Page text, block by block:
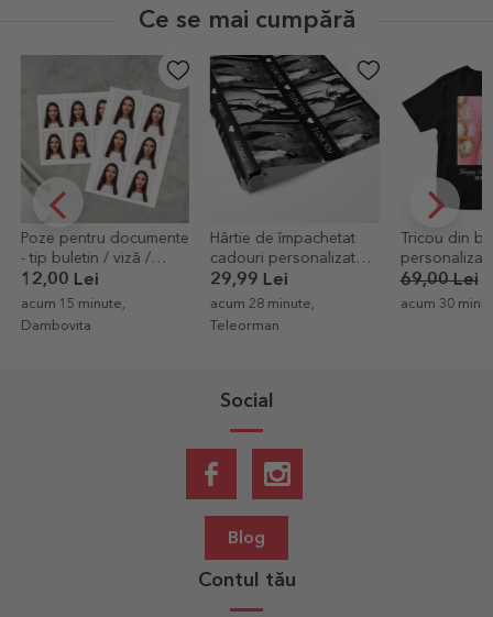
Ce se mai cumpără
Poze pentru documente
- tip buletin / viză /
legitimație / pașaport -
12,00 Lei
acum 15 minute,
Dambovita
Hârtie de împachetat
cadouri personalizată
cu o poză și text - Love
29,99 Lei
acum 28 minute,
Teleorman
Tricou din
personalizat
tip portret și
69,00 Lei
acum 30
Social
Blog
Contul tău